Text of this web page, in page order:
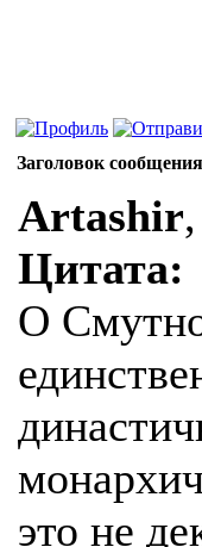
Заголовок
Artashir,
Цитата:
О
это не